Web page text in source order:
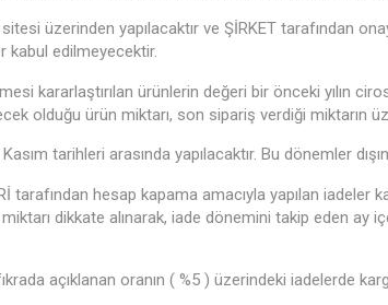
üzerinden yapılacaktır ve ŞİRKET tarafından
kabul edilmeyecektir.
kararlaştırılan ürünlerin değeri bir önceki yılın
olduğu ürün miktarı, son sipariş verdiği miktarın
tarihleri arasında yapılacaktır. Bu dönemler
tarafından hesap kapama amacıyla yapılan iadeler
dikkate alınarak, iade dönemini takip eden ay
açıklanan oranın ( %5 ) üzerindeki iadelerde